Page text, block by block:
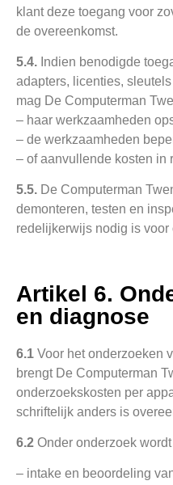
klant deze toegang voor
de overeenkomst.
5.4. Indien benodigde
adapters, licenties,
mag De Computerman
– haar werkzaamheden
– de werkzaamheden
– of aanvullende kosten in
5.5. De Computerman
demonteren, testen en
redelijkerwijs nodig is
Artikel 6.
en diagnose
6.1 Voor het onderzoeken
brengt De Computerman
onderzoekskosten per
schriftelijk anders is
6.2 Onder onderzoek
– intake en beoordeling